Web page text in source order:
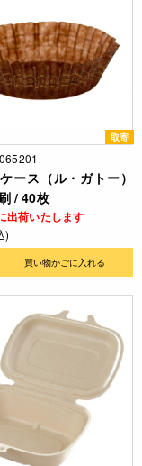
取寄
ース（ル・ガトー）
/ 40枚
出荷いたします
)
買い物かごに入れる